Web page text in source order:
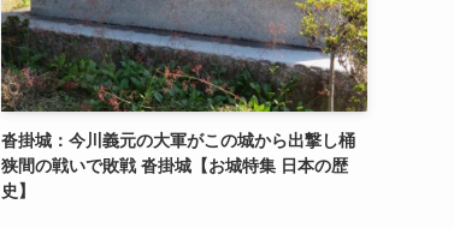
沓掛城：今川義元の大軍がこの城から出撃し桶
狭間の戦いで敗戦 沓掛城【お城特集 日本の歴
史】